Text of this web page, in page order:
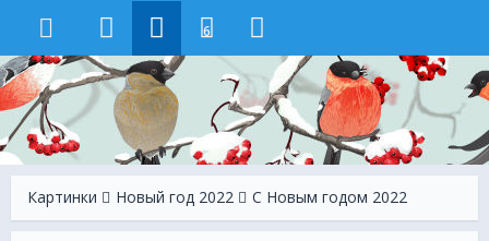
6
Картинки Новый год 2022 C Новым годом 2022